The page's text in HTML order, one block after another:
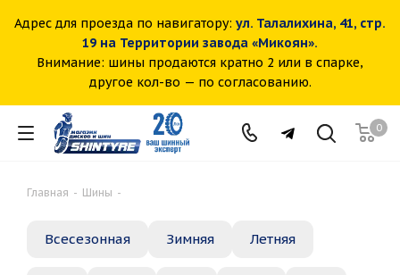
Адрес для проезда по навигатору: ул. Талалихина, 41, стр.
19 на Территории завода «Микоян».
Внимание: шины продаются кратно 2 или в спарке,
другое кол-во — по согласованию.
0
Главная - Шины -
Всесезонная Зимняя Летняя